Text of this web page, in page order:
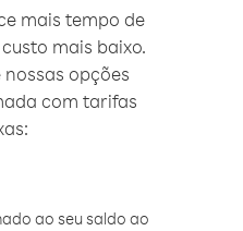
mais tempo de
mais baixo.
opções
com tarifas
ao seu saldo ao